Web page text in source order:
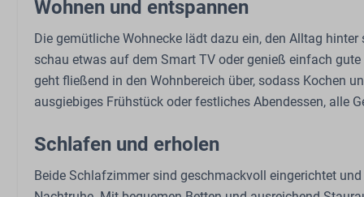
Familie/Kinder
Babybed (op aanvraag)
Hochstuhl (auf Anfrage)
Abstellen von
Ladestation
Freibad
Spielplatz im
Trampolin
Wohnen und entspannen
Die gemütliche Wohnecke lädt dazu ein, den Alltag
schau etwas auf dem Smart TV oder genieß einfach
geht fließend in den Wohnbereich über, sodass Kochen
ausgiebiges Frühstück oder festliches Abendessen, alle
Schlafen und erholen
Beide Schlafzimmer sind geschmackvoll eingerichtet